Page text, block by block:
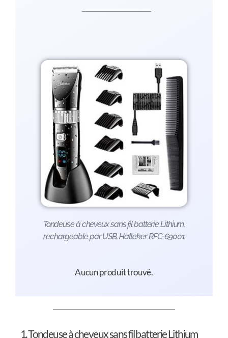
Tondeuse à cheveux sans fil batterie Lithium,
rechargeable par USB, Hatteker RFC-69001
Aucun produit trouvé.
1. Tondeuse à cheveux sans fil batterie Lithium